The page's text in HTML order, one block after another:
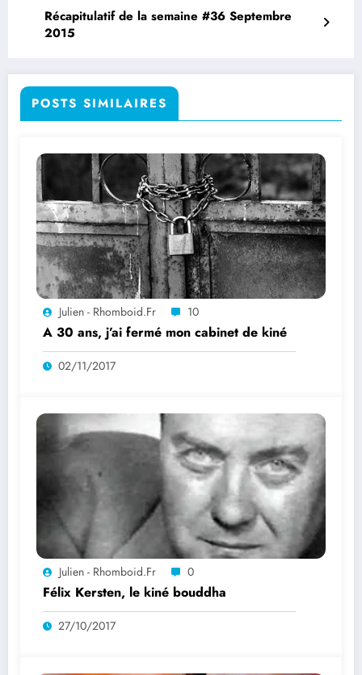
Récapitulatif de la semaine #36 Septembre
2015
POSTS SIMILAIRES
Julien - Rhomboid.fr 10
A 30 ans, j’ai fermé mon cabinet de kiné
02/11/2017
Julien - Rhomboid.fr 0
Félix Kersten, le kiné bouddha
27/10/2017